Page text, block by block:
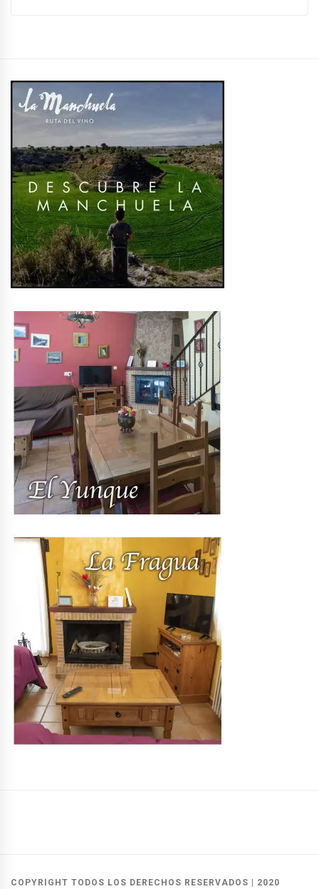
COPYRIGHT TODOS LOS DERECHOS RESERVADOS 2020